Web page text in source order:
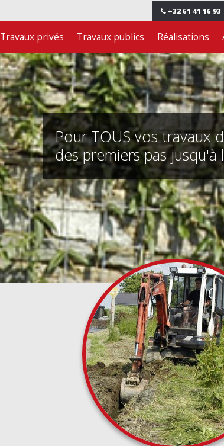
+32 61 41 16 93
Travaux privés Travaux publics Réalisations
Pour TOUS vos travaux
des premiers pas